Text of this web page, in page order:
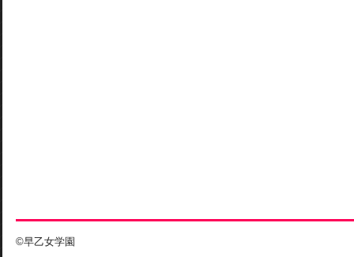
©早乙女学園